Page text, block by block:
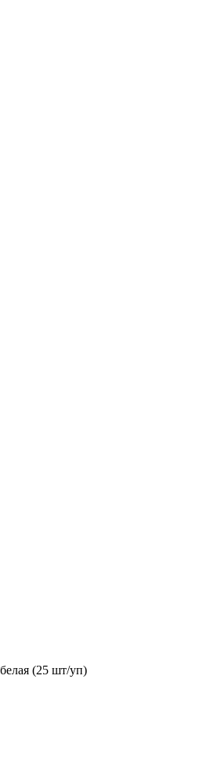
(25 шт/уп)